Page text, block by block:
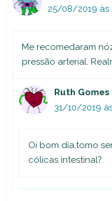
25/08/2019 às
Me recomedaram
pressão arterial.
Ruth Gomes
31/10/2019
Oi bom dia,tomo
cólicas intestinal?